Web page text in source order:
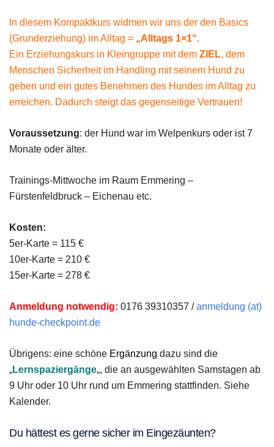
In diesem Kompaktkurs widmen wir uns der den Basics
(Grunderziehung) im Alltag = „Alltags 1×1“.
Ein Erziehungskurs in Kleingruppe mit dem ZIEL, dem
Menschen Sicherheit im Handling mit seinem Hund zu
geben und ein gutes Benehmen des Hundes im Alltag zu
erreichen. Dadurch steigt das gegenseitige Vertrauen!
Voraussetzung: der Hund war im Welpenkurs oder ist 7
Monate oder älter.
Trainings-Mittwoche im Raum Emmering –
Fürstenfeldbruck – Eichenau etc.
Kosten:
5er-Karte = 115 €
10er-Karte = 210 €
15er-Karte = 278 €
Anmeldung notwendig: 0176 39310357 /anmeldung (at)
hunde-checkpoint.de
Übrigens: eine schöne Ergänzung dazu sind die
„Lernspaziergänge„, die an ausgewählten Samstagen ab
9 Uhr oder 10 Uhr rund um Emmering stattfinden. Siehe
Kalender.
Du hättest es gerne sicher im Eingezäunten?